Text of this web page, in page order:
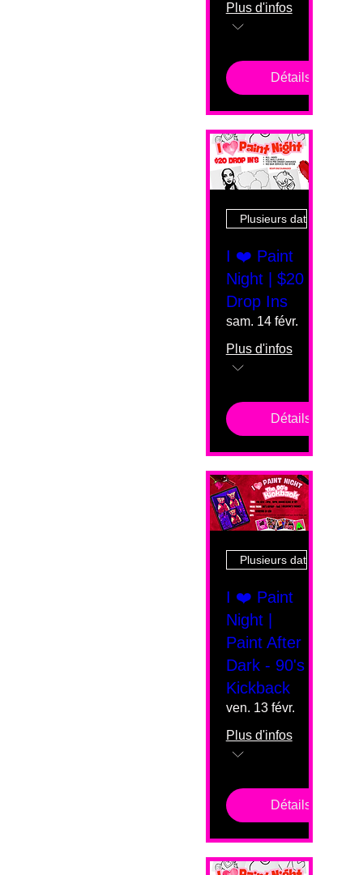
Plus d'infos
Détails
Plusieurs dates
I ❤️ Paint
Night | $20
Drop Ins
sam. 14 févr.
Plus d'infos
Détails
Plusieurs dates
I ❤️ Paint
Night |
Paint After
Dark - 90's
Kickback
ven. 13 févr.
Plus d'infos
Détails